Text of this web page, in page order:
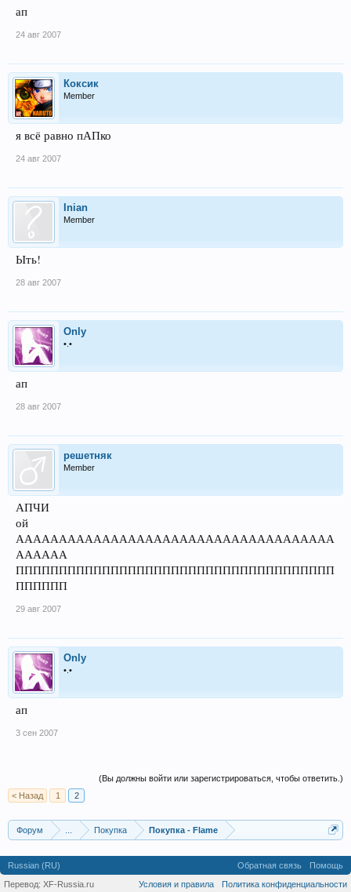
ап
24 авг 2007
Коксик
Member
я всё равно пАПко
24 авг 2007
Inian
Member
Ыть!
28 авг 2007
Only
•.•
ап
28 авг 2007
решетняк
Member
АПЧИ
ой
ААААААААААААААААААААААААААААААААААААА
АААААА
ППППППППППППППППППППППППППППППППППППП
ПППППП
29 авг 2007
Only
•.•
ап
3 сен 2007
(Вы должны войти или зарегистрироваться, чтобы ответить.)
< Назад
1 2
Форум Покупка Покупка - Flame
Russian (RU) Обратная связь
Помощь
Условия и правила
Политика конфиденциальности
Перевод: XF-Russia.ru